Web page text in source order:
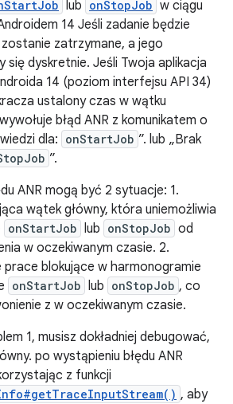
lub onStopJob w ciągu
14 Jeśli zadanie będzie
zatrzymane, a jego
się dyskretnie. Jeśli Twoja aplikacja
14 (poziom interfejsu API 34)
ustalony czas w wątku
błąd ANR z komunikatem o
dla: onStartJob ”. lub „Brak
”.
ANR mogą być 2 sytuacje: 1.
wątek główny, która uniemożliwia
onStartJob lub onStopJob od
w oczekiwanym czasie. 2.
prace blokujące w harmonogramie
onStartJob lub onStopJob , co
z w oczekiwanym czasie.
1, musisz dokładniej debugować,
po wystąpieniu błędu ANR
z funkcji
, aby